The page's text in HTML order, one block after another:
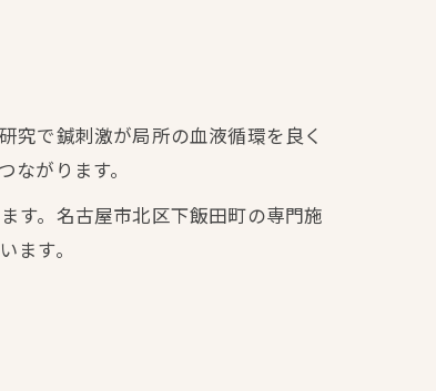
究で鍼刺激が局所の血液循環を良く
がります。
す。名古屋市北区下飯田町の専門施
ます。